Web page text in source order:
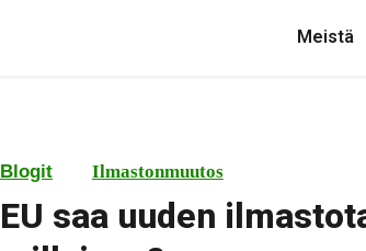
Meistä
Blogit Ilmastonmuutos
EU saa uuden